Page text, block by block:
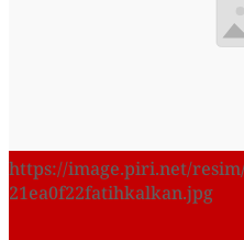
https://image.piri.net/
21ea0f22fatihkalkan.jpg